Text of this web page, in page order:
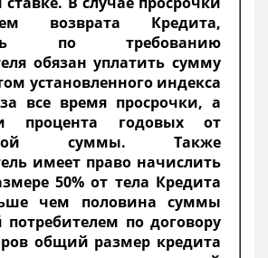
возврата Кредита,
по требованию
обязан уплатить сумму
установленного индекса
все время просрочки, а
процента годовых от
суммы. Также
имеет право начислить
50% от тела Кредита
чем половина суммы
потребителем по договору
общий размер кредита